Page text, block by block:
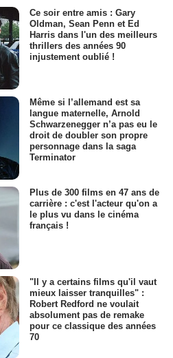
Ce soir entre amis : Gary
Oldman, Sean Penn et Ed
Harris dans l'un des meilleurs
thrillers des années 90
injustement oublié !
Même si l’allemand est sa
langue maternelle, Arnold
Schwarzenegger n’a pas eu le
droit de doubler son propre
personnage dans la saga
Terminator
Plus de 300 films en 47 ans de
carrière : c'est l'acteur qu'on a
le plus vu dans le cinéma
français !
"Il y a certains films qu'il vaut
mieux laisser tranquilles" :
Robert Redford ne voulait
absolument pas de remake
pour ce classique des années
70